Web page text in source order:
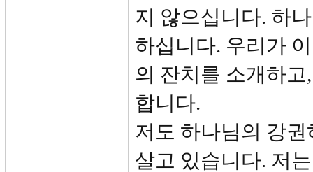
지 않으십니다. 하
하십니다. 우리가
의 잔치를 소개하
합니다.
저도 하나님의 강
살고 있습니다. 저